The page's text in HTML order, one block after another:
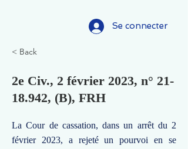
Se connecter
< Back
2e Civ., 2 février 2023, n° 21-
18.942, (B), FRH
La Cour de cassation, dans un arrêt du 2
février 2023, a rejeté un pourvoi en se